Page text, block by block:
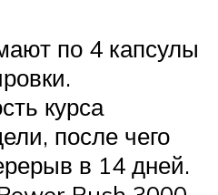
по 4 капсулы
курса
после чего
в 14 дней.